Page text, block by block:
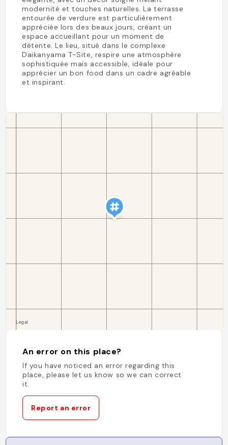
modernité et touches naturelles. La terrasse
entourée de verdure est particulièrement
appréciée lors des beaux jours, créant un
espace accueillant pour un moment de
détente. Le lieu, situé dans le complexe
Daikanyama T-Site, respire une atmosphère
sophistiquée mais accessible, idéale pour
apprécier un bon food dans un cadre agréable
et inspirant.
An error on this place?
If you have noticed an error regarding this
place, please let us know so we can correct
it.
Report an error